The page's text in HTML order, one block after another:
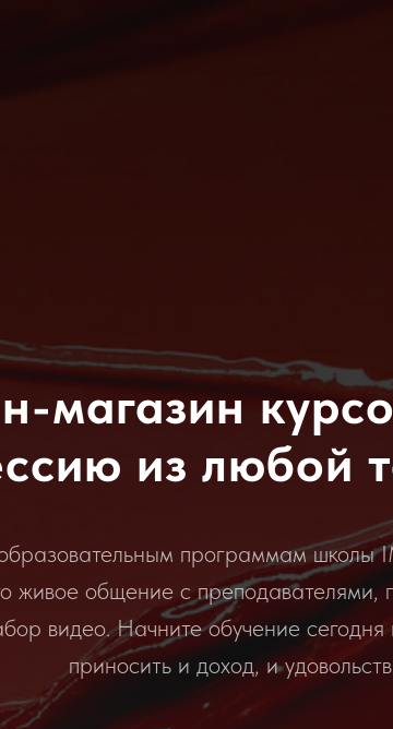
магазин
из любой
программам школы
общение с преподавателями,
видео. Начните обучение
приносить и доход, и